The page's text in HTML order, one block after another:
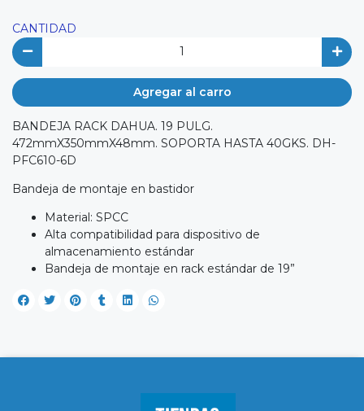
CANTIDAD
Agregar al carro
BANDEJA RACK DAHUA. 19 PULG.
472mmX350mmX48mm. SOPORTA HASTA 40GKS. DH-
PFC610-6D
Bandeja de montaje en bastidor
Material: SPCC
Alta compatibilidad para dispositivo de
almacenamiento estándar
Bandeja de montaje en rack estándar de 19”